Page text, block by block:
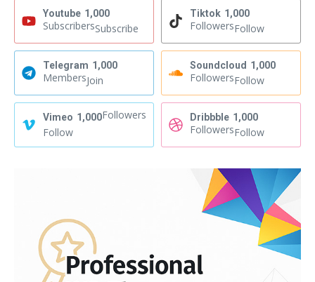
Youtube 1,000
SubscribersSubscribe
Tiktok 1,000
FollowersFollow
Telegram 1,000
MembersJoin
Soundcloud 1,000
FollowersFollow
Vimeo 1,000Followers
Follow
Dribbble 1,000
FollowersFollow